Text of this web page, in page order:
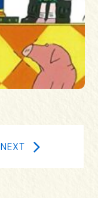
NEXT